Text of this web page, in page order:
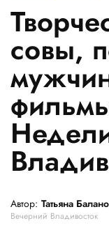
совы,
Автор: Татьяна
Вечерний Владивосток